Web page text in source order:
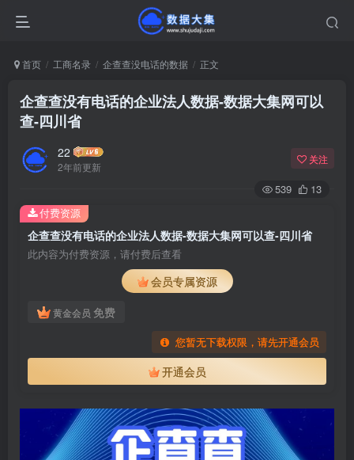
首页 工商名录 企查查没电话的数据 正文
企查查没有电话的企业法人数据-数据大集网可以
查-四川省
22
2年前更新
关注
539 13
企查查没有电话的企业法人数据-数据大集网可以查-四川省
此内容为付费资源，请付费后查看
会员专属资源
黄金会员 免费
您暂无下载权限，请先开通会员
开通会员
付费资源